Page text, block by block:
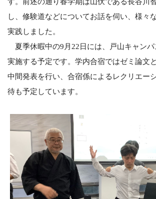
し、修験道などについてお話を伺い、様々
実践しました。
夏季休暇中の9月22日には、戸山キャンパ
実施する予定です。学内合宿ではゼミ論文
中間発表を行い、合宿係によるレクリエー
待も予定しています。